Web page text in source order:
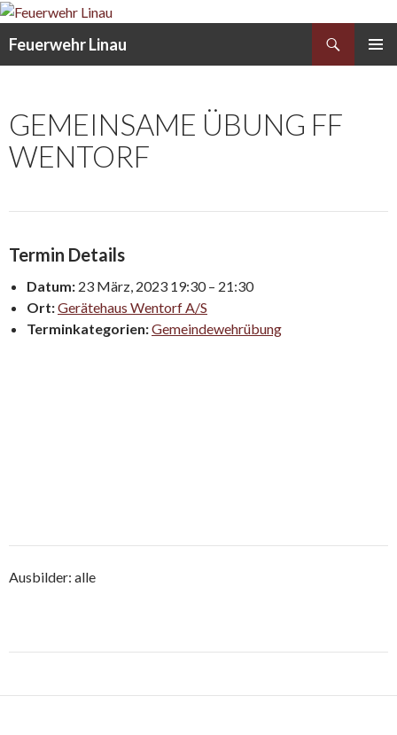
Feuerwehr Linau
GEMEINSAME ÜBUNG FF
WENTORF
Termin Details
Datum: 23 März, 2023 19:30– 21:30
Ort:Gerätehaus Wentorf A/S
Terminkategorien:Gemeindewehrübung
Ausbilder: alle
navigation